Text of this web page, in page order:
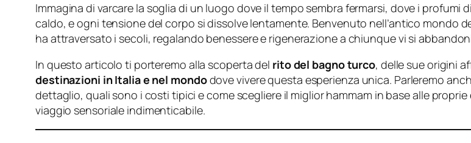
Immagina di varcare la soglia di un luogo dove il tempo sembra fermarsi, dove i
caldo, e ogni tensione del corpo si dissolve lentamente. Benvenuto nell’antico mondo
ha attraversato i secoli, regalando benessere e rigenerazione a chiunque vi si
In questo articolo ti porteremo alla scoperta del rito del bagno turco, delle sue origini
destinazioni in Italia e nel mondodove vivere questa esperienza unica. Parleremo
dettaglio, quali sono i costi tipici e come scegliere il miglior hammam in base alle
viaggio sensoriale indimenticabile.